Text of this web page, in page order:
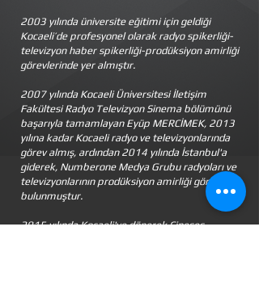
2003 yılında üniversite eğitimi için geldiği
Kocaeli’de profesyonel olarak radyo spikerliği-
televizyon haber spikerliği-prodüksiyon amirliği
görevlerinde yer almıştır.
2007 yılında Kocaeli Üniversitesi İletişim
Fakültesi Radyo Televizyon Sinema bölümünü
başarıyla tamamlayan Eyüp MERCİMEK, 2013
yılına kadar Kocaeli radyo ve televizyonlarında
görev almış, ardından 2014 yılında İstanbul'a
giderek, Numberone Medya Grubu radyoları ve
televizyonlarının prodüksiyon amirliği görevinde
bulunmuştur.
2015 yılında Kocaeli'ye dönerek Cineses